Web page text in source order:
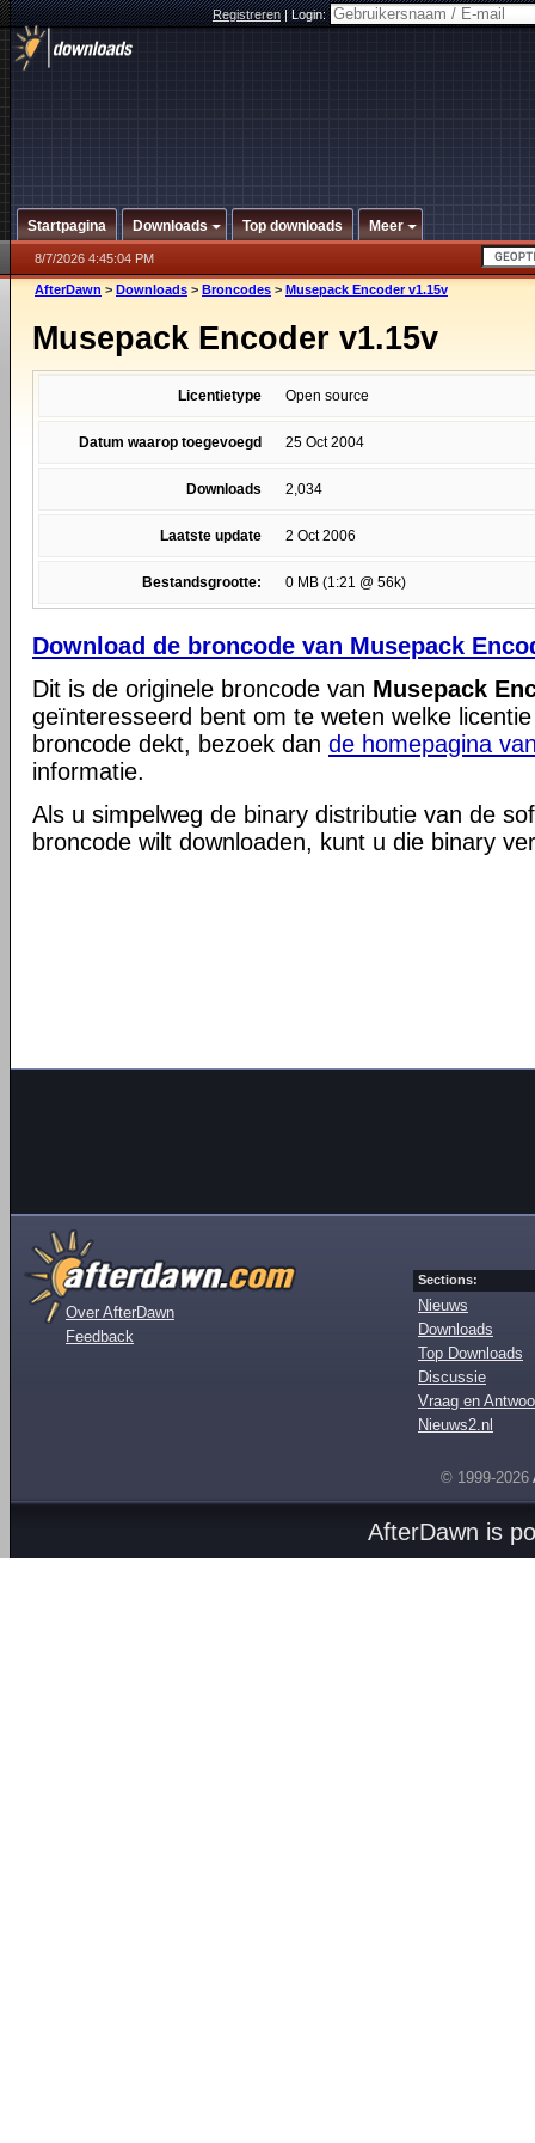
Registreren|Login:
Startpagina Downloads Top downloads Meer
8/7/2026 4:45:04 PM
AfterDawn > Downloads > Broncodes > Musepack Encoder v1.15v
Musepack Encoder v1.15v
Licentietype Open source
Datum waarop toegevoegd 25 Oct 2004
Downloads 2,034
Laatste update 2 Oct 2006
Bestandsgrootte: 0 MB (1:21 @ 56k)
Download de broncode van Musepack
Dit is de originele broncode van Musepack
geïnteresseerd bent om te weten welke
broncode dekt, bezoek dan de homepagina
informatie.
Als u simpelweg de binary distributie van de
broncode wilt downloaden, kunt u die binary
Over AfterDawn
Feedback
Sections:
Nieuws
Downloads
Top Downloads
Discussie
Vraag en
Nieuws2.nl
© 1999-2026
AfterDawn is